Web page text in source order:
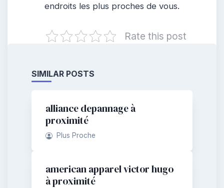
endroits les plus proches de vous.
Rate this post
SIMILAR POSTS
alliance depannage à
proximité
Plus Proche
american apparel victor hugo
à proximité